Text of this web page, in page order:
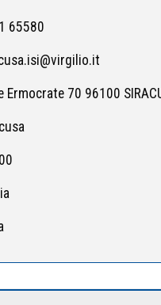
65580
Ermocrate 70 96100